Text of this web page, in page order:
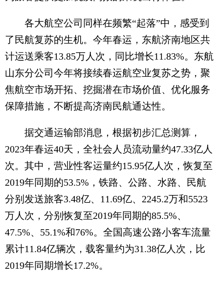
各大航空公司同样在频繁“起落”中，感受到
了民航复苏的生机。今年春运，东航济南地区共
计运送乘客13.85万人次，同比增长11.83%。东航
山东分公司今年将接续春运航空业复苏之势，聚
焦航空市场开拓、挖掘潜在市场价值、优化服务
保障措施，不断提高济南民航通达性。
据交通运输部消息，根据初步汇总测算，
2023年春运40天，全社会人员流动量约47.33亿人
次。其中，营业性客运量约15.95亿人次，恢复至
2019年同期的53.5%，铁路、公路、水路、民航
分别发送旅客3.48亿、11.69亿、2245.2万和5523
万人次，分别恢复至2019年同期的85.5%、
47.5%、55.1%和76%。全国高速公路小客车流量
累计11.84亿辆次，载客量约为31.38亿人次，比
2019年同期增长17.2%。